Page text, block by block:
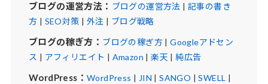
ブログの運営方法： ブログの運営方法 | 記事の書き
方 | SEO対策 | 外注 | ブログ戦略
ブログの稼ぎ方： ブログの稼ぎ方|Googleアドセン
ス | アフィリエイト | Amazon |楽天 |純広告
WordPress： WordPress | JIN |SANGO |SWELL |